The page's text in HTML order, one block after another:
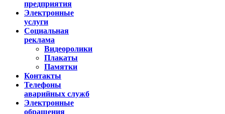
предприятия
Электронные
услуги
Социальная
реклама
Видеоролики
Плакаты
Памятки
Контакты
Телефоны
аварийных служб
Электронные
обращения